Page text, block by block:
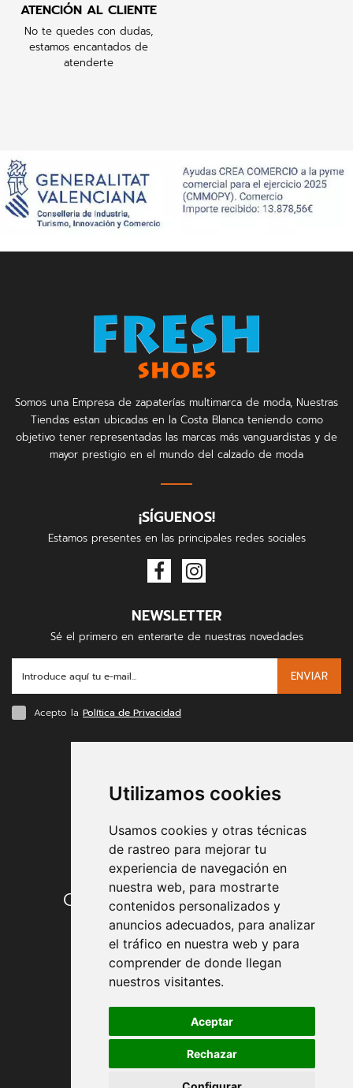
Utilizamos cookies
Usamos cookies y otras técnicas
de rastreo para mejorar tu
experiencia de navegación en
nuestra web, para mostrarte
contenidos personalizados y
anuncios adecuados, para analizar
el tráfico en nuestra web y para
comprender de donde llegan
nuestros visitantes.
Aceptar
Rechazar
ATENCIÓN AL CLIENTE
No te quedes con dudas,
estamos encantados de
atenderte
Somos una Empresa de zapaterías multimarca de moda, Nuestras
Tiendas estan ubicadas en la Costa Blanca teniendo como
objetivo tener representadas las marcas más vanguardistas y de
mayor prestigio en el mundo del calzado de moda
¡SÍGUENOS!
Estamos presentes en las principales redes sociales
NEWSLETTER
Sé el primero en enterarte de nuestras novedades
ENVIAR
Acepto la Política de Privacidad
Condiciones de contratación
Envío y entrega
Devoluciones
Formas de pago
Política de Privacidad